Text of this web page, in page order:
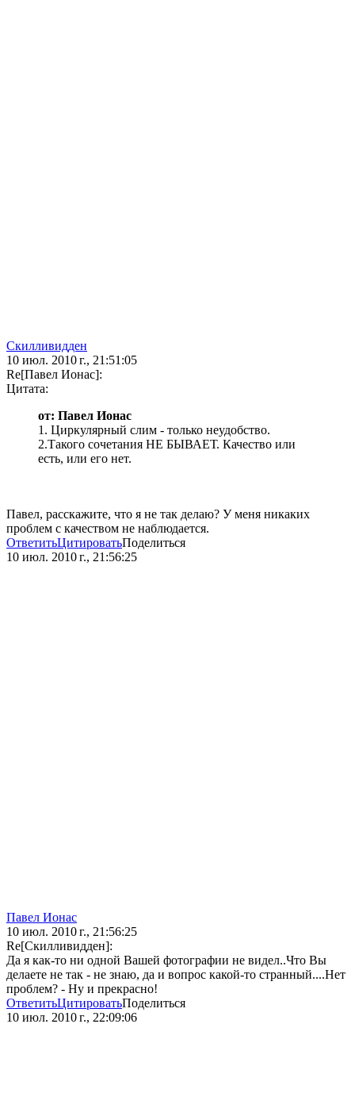
Скилливидден
10 июл. 2010 г., 21:51:05
Re[Павел Ионас]:
Цитата:
от: Павел Ионас
1. Циркулярный слим - только неудобство.
2.Такого сочетания НЕ БЫВАЕТ. Качество или
есть, или его нет.
Павел, расскажите, что я не так делаю? У меня никаких
проблем с качеством не наблюдается.
ОтветитьЦитироватьПоделиться
10 июл. 2010 г., 21:56:25
Павел Ионас
10 июл. 2010 г., 21:56:25
Re[Скилливидден]:
Да я как-то ни одной Вашей фотографии не видел..Что Вы
делаете не так - не знаю, да и вопрос какой-то странный....Нет
проблем? - Ну и прекрасно!
ОтветитьЦитироватьПоделиться
10 июл. 2010 г., 22:09:06